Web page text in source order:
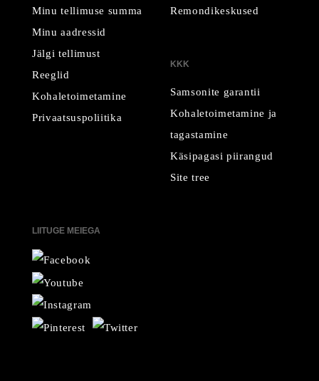
Minu tellimuse summa
Minu aadressid
Jälgi tellimust
Reeglid
Kohaletoimetamine
Privaatsuspoliitika
Remondikeskused
KKK
Samsonite garantii
Kohaletoimetamine ja
tagastamine
Käsipagasi piirangud
Site tree
LIITUGE MEIEGA